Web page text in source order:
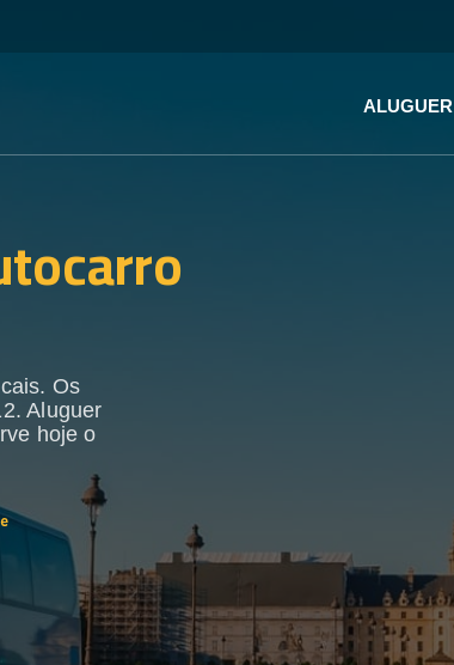
Os
Aluguer
hoje o